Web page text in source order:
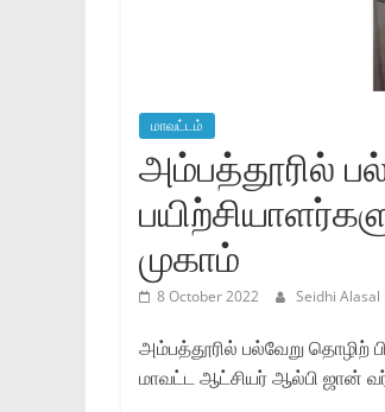
மாவட்டம்
அம்பத்தூரில்
முகாம்
8 October 2022 Seidhi Alasal
அம்பத்தூரில் பல்வேறு தொழிற்
மாவட்ட ஆட்சியர் ஆல்பி ஜான்